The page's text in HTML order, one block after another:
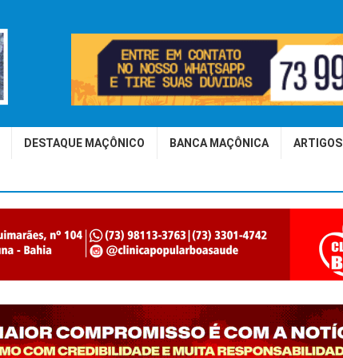
DESTAQUE MAÇÔNICO BANCA MAÇÔNICA ARTIGOS